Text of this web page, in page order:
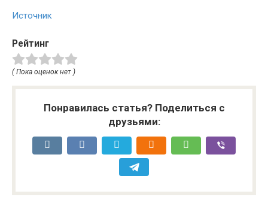
Источник
Рейтинг
( Пока оценок нет )
Понравилась статья? Поделиться с
друзьями: